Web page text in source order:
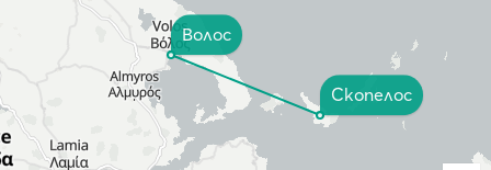
Волос
Скопелос